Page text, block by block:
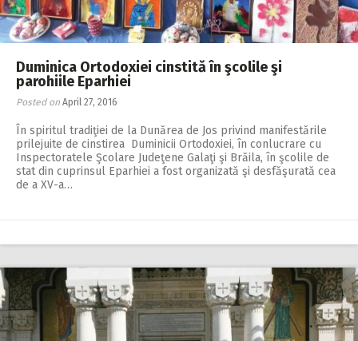
Duminica Ortodoxiei cinstită în şcolile şi
parohiile Eparhiei
Posted on April 27, 2016
În spiritul tradiţiei de la Dunărea de Jos privind manifestările
prilejuite de cinstirea Duminicii Ortodoxiei, în conlucrare cu
Inspectoratele Şcolare Judeţene Galaţi şi Brăila, în şcolile de
stat din cuprinsul Eparhiei a fost organizată şi desfăşurată cea
de a XV-a…